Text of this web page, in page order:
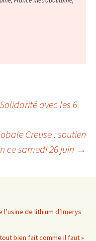
avec les 6
Creuse : soutien
ce samedi 26 juin →
de lithium d’Imerys
bien fait comme il faut »